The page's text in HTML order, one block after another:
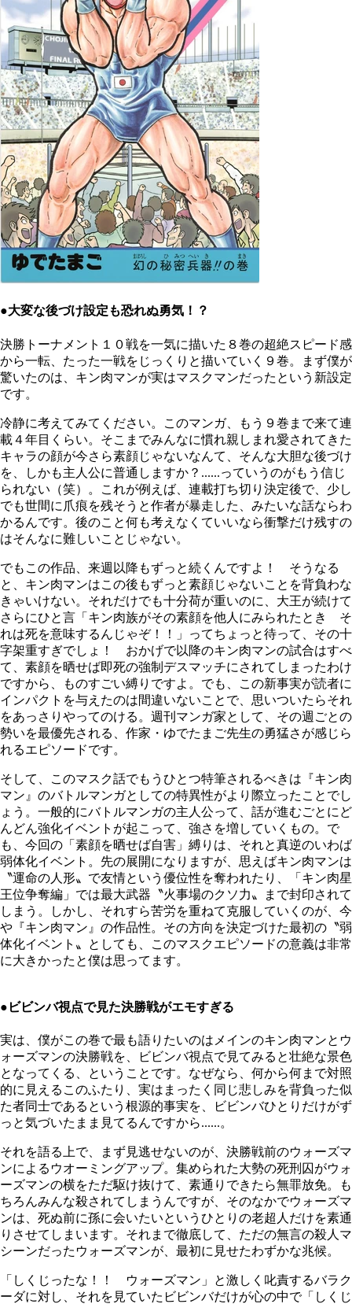
●大変な後づけ設定も恐れぬ勇気！？
決勝トーナメント１０戦を一気に描いた８巻の超絶スピード感
から一転、たった一戦をじっくりと描いていく９巻。まず僕が
驚いたのは、キン肉マンが実はマスクマンだったという新設定
です。
冷静に考えてみてください。このマンガ、もう９巻まで来て連
載４年目くらい。そこまでみんなに慣れ親しまれ愛されてきた
キャラの顔が今さら素顔じゃないなんて、そんな大胆な後づけ
を、しかも主人公に普通しますか？......っていうのがもう信じ
られない（笑）。これが例えば、連載打ち切り決定後で、少し
でも世間に爪痕を残そうと作者が暴走した、みたいな話ならわ
かるんです。後のこと何も考えなくていいなら衝撃だけ残すの
はそんなに難しいことじゃない。
でもこの作品、来週以降もずっと続くんですよ！ そうなる
と、キン肉マンはこの後もずっと素顔じゃないことを背負わな
きゃいけない。それだけでも十分荷が重いのに、大王が続けて
さらにひと言「キン肉族がその素顔を他人にみられたとき そ
れは死を意味するんじゃぞ！！」ってちょっと待って、その十
字架重すぎでしょ！ おかげで以降のキン肉マンの試合はすべ
て、素顔を晒せば即死の強制デスマッチにされてしまったわけ
ですから、ものすごい縛りですよ。でも、この新事実が読者に
インパクトを与えたのは間違いないことで、思いついたらそれ
をあっさりやってのける。週刊マンガ家として、その週ごとの
勢いを最優先される、作家・ゆでたまご先生の勇猛さが感じら
れるエピソードです。
そして、このマスク話でもうひとつ特筆されるべきは『キン肉
マン』のバトルマンガとしての特異性がより際立ったことでし
ょう。一般的にバトルマンガの主人公って、話が進むごとにど
んどん強化イベントが起こって、強さを増していくもの。で
も、今回の「素顔を晒せば自害」縛りは、それと真逆のいわば
弱体化イベント。先の展開になりますが、思えばキン肉マンは
〝運命の人形〟で友情という優位性を奪われたり、「キン肉星
王位争奪編」では最大武器〝火事場のクソ力〟まで封印されて
しまう。しかし、それすら苦労を重ねて克服していくのが、今
や『キン肉マン』の作品性。その方向を決定づけた最初の〝弱
体化イベント〟としても、このマスクエピソードの意義は非常
に大きかったと僕は思ってます。
●ビビンバ視点で見た決勝戦がエモすぎる
実は、僕がこの巻で最も語りたいのはメインのキン肉マンとウ
ォーズマンの決勝戦を、ビビンバ視点で見てみると壮絶な景色
となってくる、ということです。なぜなら、何から何まで対照
的に見えるこのふたり、実はまったく同じ悲しみを背負った似
た者同士であるという根源的事実を、ビビンバひとりだけがず
っと気づいたまま見てるんですから......。
それを語る上で、まず見逃せないのが、決勝戦前のウォーズマ
ンによるウオーミングアップ。集められた大勢の死刑囚がウォ
ーズマンの横をただ駆け抜けて、素通りできたら無罪放免。も
ちろんみんな殺されてしまうんですが、そのなかでウォーズマ
ンは、死ぬ前に孫に会いたいというひとりの老超人だけを素通
りさせてしまいます。それまで徹底して、ただの無言の殺人マ
シーンだったウォーズマンが、最初に見せたわずかな兆候。
「しくじったな！！ ウォーズマン」と激しく叱責するバラク
ーダに対し、それを見ていたビビンバだけが心の中で「しくじ